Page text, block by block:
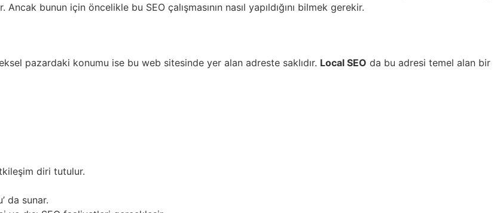
bunun için öncelikle bu SEO çalışmasının nasıl yapıldığını bilmek gerekir.
pazardaki konumu ise bu web sitesinde yer alan adreste saklıdır. Local SEO da bu adresi temel alan bir
diri tutulur.
da sunar.